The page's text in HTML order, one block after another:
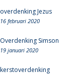
overdenking Jezus
16 februari 2020
Overdenking Simson
19 januari 2020
kerstoverdenking